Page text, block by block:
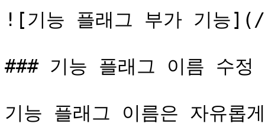
![기능 플래그 부가 기능
### 기능 플래그 이름 수정
기능 플래그 이름은 자유